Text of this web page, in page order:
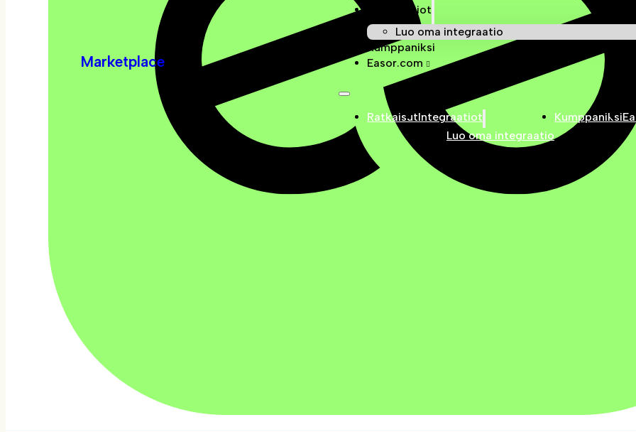
Marketplace
Integraatiot
Luo oma integraatio
Kumppaniksi
Easor.com
RatkaisutIntegraatiot
Luo oma integraatio
Kumppaniksi